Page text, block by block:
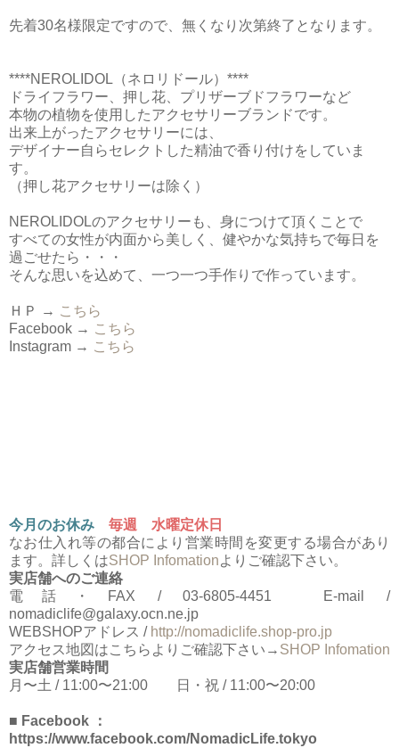
先着30名様限定ですので、無くなり次第終了となります。
****NEROLIDOL（ネロリドール）****
ドライフラワー、押し花、プリザーブドフラワーなど
本物の植物を使用したアクセサリーブランドです。
出来上がったアクセサリーには、
デザイナー自らセレクトした精油で香り付けをしていま
す。
（押し花アクセサリーは除く）
NEROLIDOLのアクセサリーも、身につけて頂くことで
すべての女性が内面から美しく、健やかな気持ちで毎日を
過ごせたら・・・
そんな思いを込めて、一つ一つ手作りで作っています。
ＨＰ → こちら
Facebook → こちら
Instagram → こちら
今月のお休み
毎週 水曜定休日
なお仕入れ等の都合により営業時間を変更する場合があり
ます。詳しくはSHOP Infomationよりご確認下さい。
実店舗へのご連絡
電話・FAX / 03-6805-4451 E-mail /
nomadiclife@galaxy.ocn.ne.jp
WEBSHOPアドレス / http://nomadiclife.shop-pro.jp
アクセス地図はこちらよりご確認下さい→ SHOP Infomation
実店舗営業時間
月〜土 / 11:00〜21:00 日・祝 / 11:00〜20:00
■ Facebook ：
https://www.facebook.com/NomadicLife.tokyo